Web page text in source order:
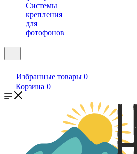
Системы
крепления
для
фотофонов
Избранные товары 0
Корзина 0